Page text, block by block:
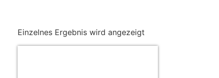
Einzelnes Ergebnis wird angezeigt